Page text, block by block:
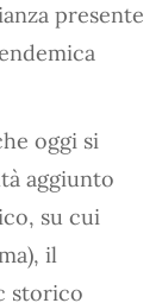
presente
oggi si
aggiunto
su cui
il
storico